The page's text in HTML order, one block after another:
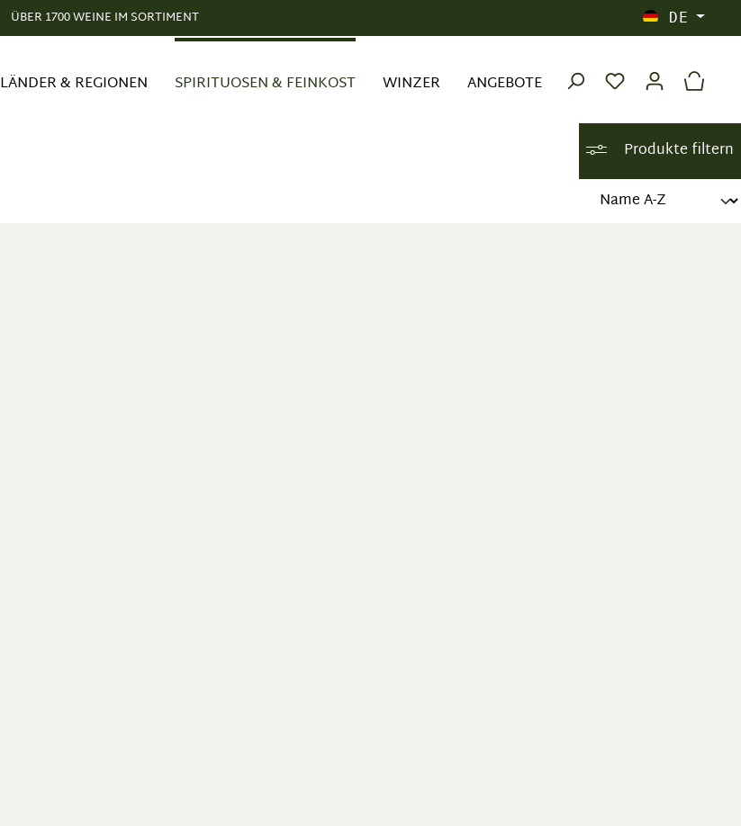
ÜBER 1700 WEINE IM SORTIMENT DE
LÄNDER & REGIONEN SPIRITUOSEN & FEINKOST WINZER ANGEBOTE
Produkte filtern